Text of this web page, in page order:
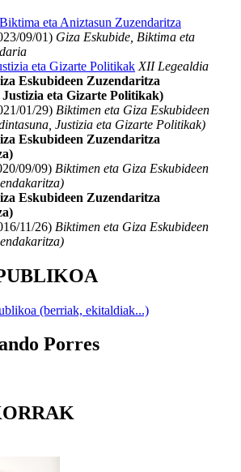
eta Aniztasun Zuzendaritza
09/01) Giza Eskubide, Biktima eta
eta Gizarte Politikak XII Legealdia
Eskubideen Zuzendaritza
eta Gizarte Politikak)
01/29) Biktimen eta Giza Eskubideen
Justizia eta Gizarte Politikak)
Eskubideen Zuzendaritza
09/09) Biktimen eta Giza Eskubideen
Eskubideen Zuzendaritza
11/26) Biktimen eta Giza Eskubideen
(berriak, ekitaldiak...)
Porres